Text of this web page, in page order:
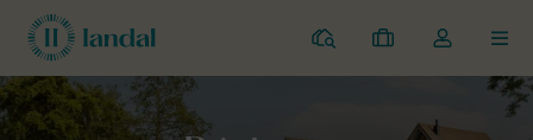
Parcs
Mes
réservations
Toggle
the
account
Home Offres Printemps